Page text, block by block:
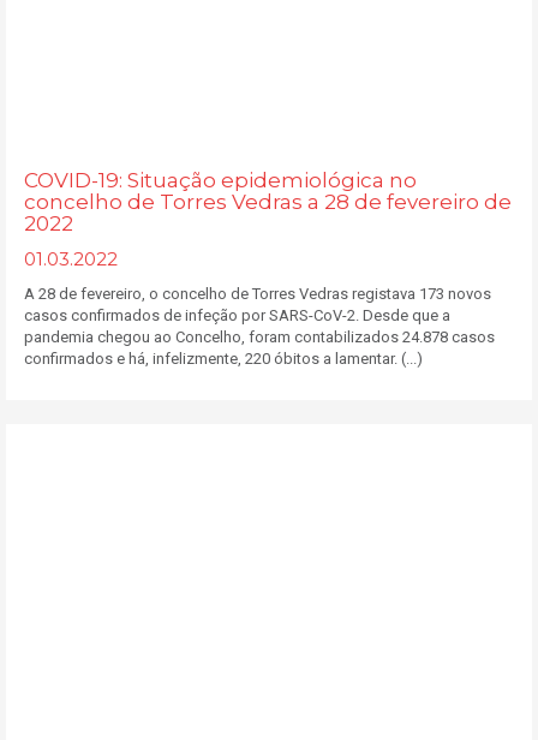
COVID-19: Situação epidemiológica no
concelho de Torres Vedras a 28 de fevereiro de
2022
01.03.2022
A 28 de fevereiro, o concelho de Torres Vedras registava 173 novos
casos confirmados de infeção por SARS-CoV-2. Desde que a
pandemia chegou ao Concelho, foram contabilizados 24.878 casos
confirmados e há, infelizmente, 220 óbitos a lamentar. (...)